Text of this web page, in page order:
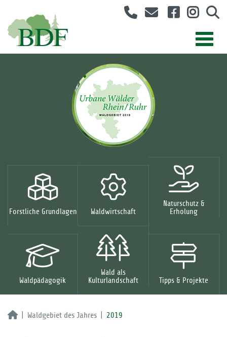
Forstliche Grundlagen Waldwirtschaft
Naturschutz &
Erholung
Waldpädagogik
Wald als
Kulturlandschaft
Tipps & Projekte
Waldgebiet des Jahres 2019